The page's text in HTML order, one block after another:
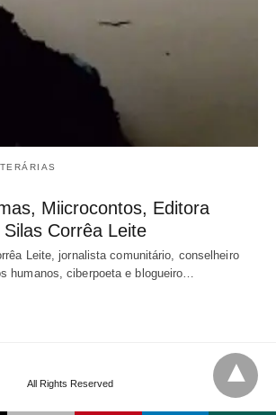
Miicrocontos, Editora
Corrêa Leite
Leite, jornalista comunitário, conselheiro
humanos, ciberpoeta e blogueiro…
All Rights Reserved